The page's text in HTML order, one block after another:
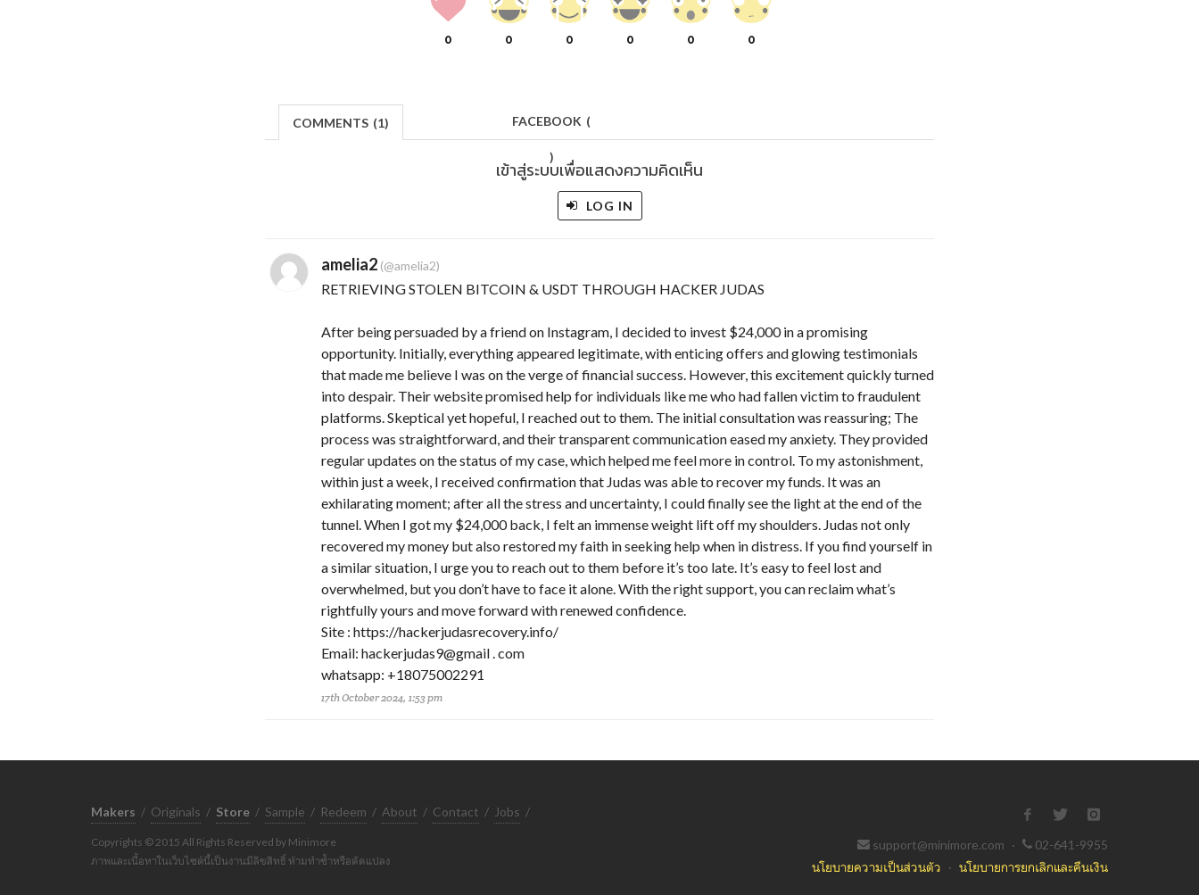
0 0 0 0 0 0
COMMENTS (1) FACEBOOK (
)
เข้าสู่ระบบเพื่อแสดงความคิดเห็น
LOG IN
amelia2(@amelia2)
RETRIEVING STOLEN BITCOIN & USDT THROUGH HACKER JUDAS
After being persuaded by a friend on Instagram, I decided to invest $24,000 in a promising
opportunity. Initially, everything appeared legitimate, with enticing offers and glowing testimonials
that made me believe I was on the verge of financial success. However, this excitement quickly turned
into despair. Their website promised help for individuals like me who had fallen victim to fraudulent
platforms. Skeptical yet hopeful, I reached out to them. The initial consultation was reassuring; The
process was straightforward, and their transparent communication eased my anxiety. They provided
regular updates on the status of my case, which helped me feel more in control. To my astonishment,
within just a week, I received confirmation that Judas was able to recover my funds. It was an
exhilarating moment; after all the stress and uncertainty, I could finally see the light at the end of the
tunnel. When I got my $24,000 back, I felt an immense weight lift off my shoulders. Judas not only
recovered my money but also restored my faith in seeking help when in distress. If you find yourself in
a similar situation, I urge you to reach out to them before it’s too late. It’s easy to feel lost and
overwhelmed, but you don’t have to face it alone. With the right support, you can reclaim what’s
rightfully yours and move forward with renewed confidence.
Site : https://hackerjudasrecovery.info/
Email: hackerjudas9@gmail . com
whatsapp: +18075002291
17th October 2024, 1:53 pm
Makers / Originals / Store / Sample / Redeem / About / Contact / Jobs /
Copyrights © 2015 All Rights Reserved by Minimore
ภาพและเนื้อหาในเว็บไซต์นี้เป็นงานมีลิขสิทธิ์ ห้ามทำซ้ำหรือดัดแปลง
support@minimore.com ·
02-641-9955
นโยบายความเป็นส่วนตัว · นโยบายการยกเลิกและคืนเงิน